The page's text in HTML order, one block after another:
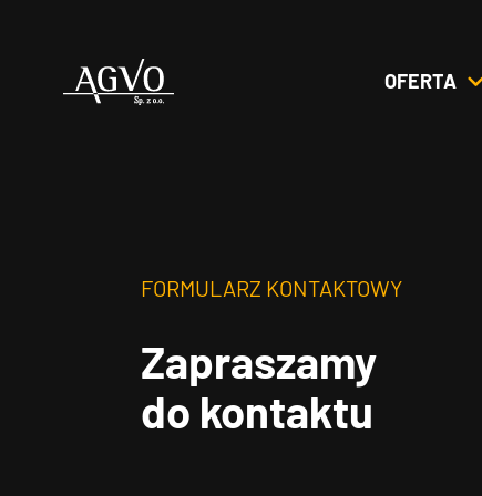
Header
OFERTA
FORMULARZ KONTAKTOWY
Zapraszamy
do kontaktu